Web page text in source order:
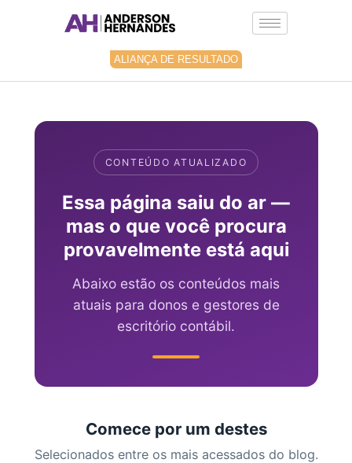
ALIANÇA DE RESULTADO
CONTEÚDO ATUALIZADO
Essa página saiu do ar —
mas o que você procura
provavelmente está aqui
Abaixo estão os conteúdos mais
atuais para donos e gestores de
escritório contábil.
Comece por um destes
Selecionados entre os mais acessados do blog.